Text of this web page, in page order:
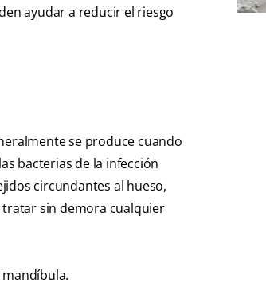
ayudar a reducir el riesgo
se produce cuando
bacterias de la infección
circundantes al hueso,
sin demora cualquier